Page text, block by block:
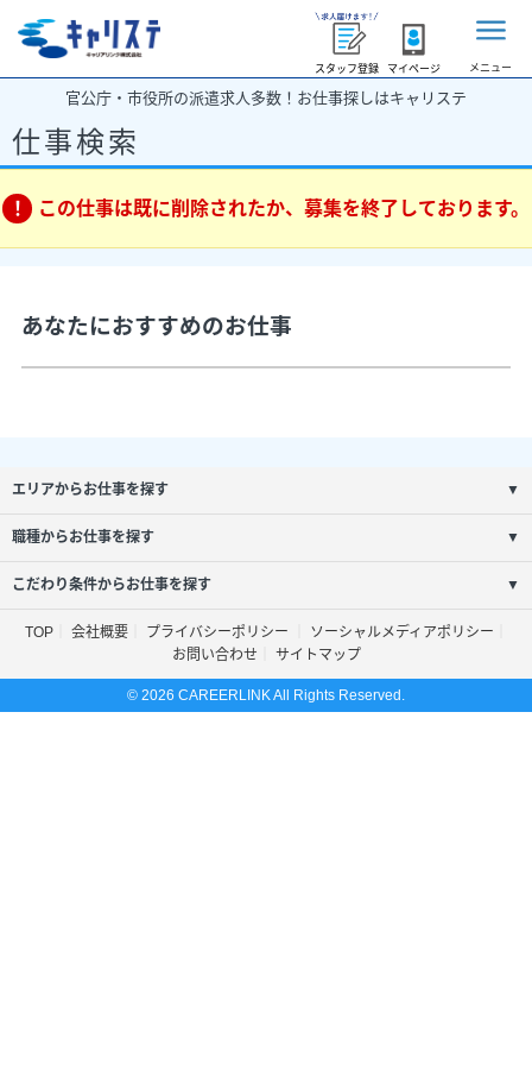
スタッフ登録 マイページ メニュー
官公庁・市役所の派遣求人多数！お仕事探しはキャリステ
仕事検索
この仕事は既に削除されたか、募集を終了しております。
あなたにおすすめのお仕事
エリアからお仕事を探す ▼
職種からお仕事を探す ▼
こだわり条件からお仕事を探す ▼
TOP 会社概要 プライバシーポリシー
ソーシャルメディアポリシー
お問い合わせ
サイトマップ
© 2026 CAREERLINK All Rights Reserved.